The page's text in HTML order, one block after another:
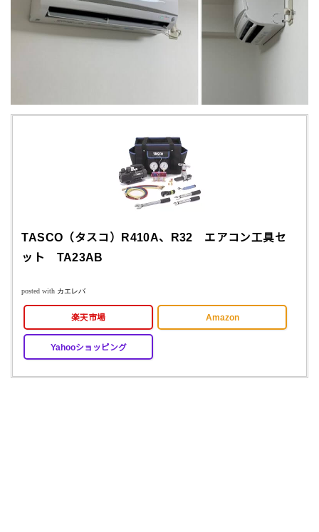
TASCO（タスコ）R410A、R32 エアコン工具セ
ット TA23AB
posted with カエレバ
楽天市場 Amazon
Yahooショッピング